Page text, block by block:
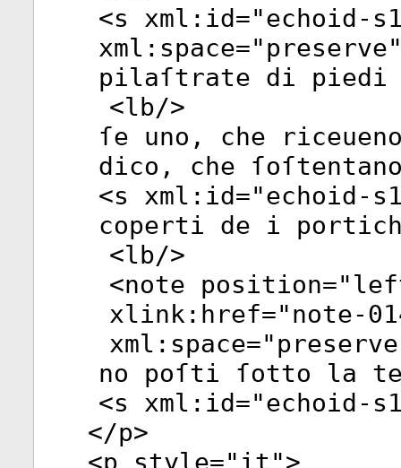
<s xml:id="echoid-
xml:space="preserve
pilaſtrate di piedi
<lb/>
ſe uno, che
dico, che
<s xml:id="echoid-
coperti de i
<lb/>
<note position="
xlink:href="note-
xml:space="preserve
no poſti ſotto la
<s xml:id="echoid-
</p>